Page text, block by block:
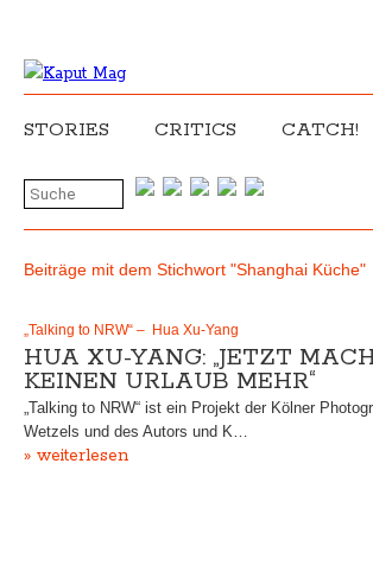
STORIES CRITICS CATCH!
Beiträge mit dem Stichwort "Shanghai Küche"
„Talking to NRW“ – Hua Xu-Yang
HUA XU-YANG: „JETZT
KEINEN URLAUB MEHR“
„Talking to NRW“ ist ein Projekt der Kölner
Wetzels und des Autors und K…
» weiterlesen